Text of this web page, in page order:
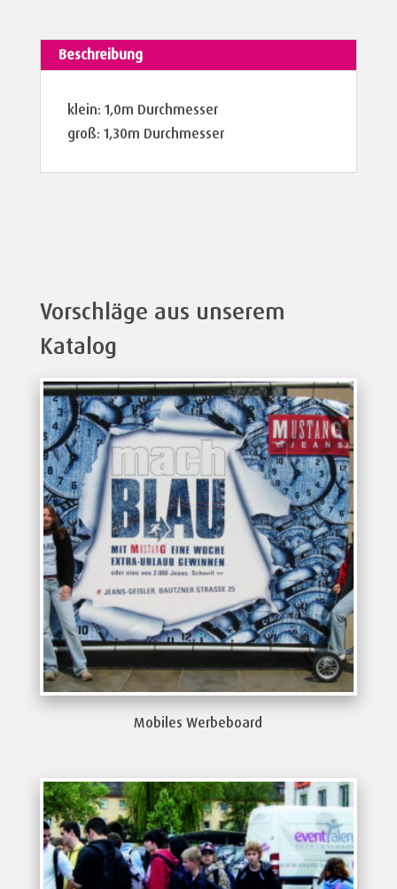
Beschreibung
klein: 1,0m Durchmesser
groß: 1,30m Durchmesser
Vorschläge aus unserem
Katalog
Mobiles Werbeboard